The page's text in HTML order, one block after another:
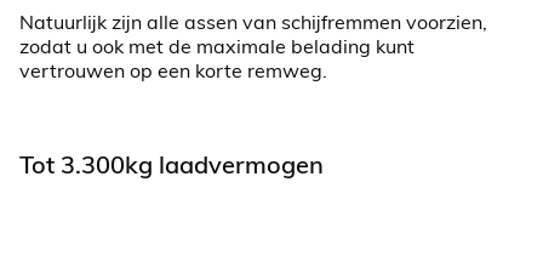
Natuurlijk zijn alle assen van schijfremmen voorzien,
zodat u ook met de maximale belading kunt
vertrouwen op een korte remweg.
Tot 3.300kg laadvermogen